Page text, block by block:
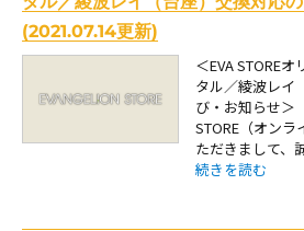
(2021.07.14更新)
＜EVA STORE
タル／綾波レイ
び・お知らせ＞
STORE（オン
ただきまして、
“【お知らせ：
続きを読む